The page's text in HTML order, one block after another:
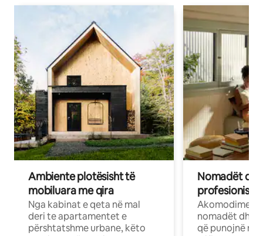
Ambiente plotësisht të
mobiluara me qira
Nga kabinat e qeta në mal
deri te apartamentet e
përshtatshme urbane, këto
Nomadët
Akomodime
nomadët dhe
që punojnë në